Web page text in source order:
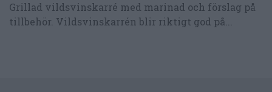
Grillad vildsvinskarré med marinad och förslag på
tillbehör. Vildsvinskarrén blir riktigt god på...